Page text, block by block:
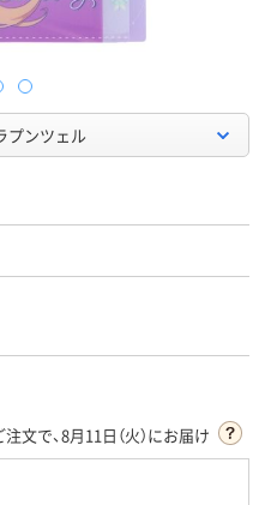
プンツェル
文で、8月11日（火）にお届け